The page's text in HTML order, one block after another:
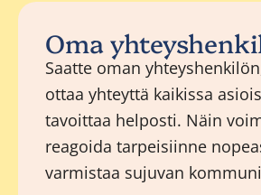
Oma
Saatte oman
ottaa yhteyttä kaikissa
tavoittaa helposti. Näin
reagoida tarpeisiinne
varmistaa sujuvan